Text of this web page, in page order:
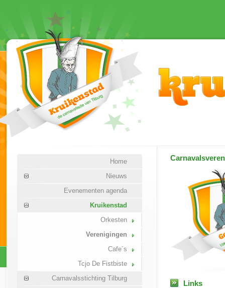
Home
Nieuws
Evenementen agenda
Kruikenstad
Orkesten
Verenigingen
Cafe´s
Tcjo De Fistbiste
Carnavalsstichting Tilburg
Links